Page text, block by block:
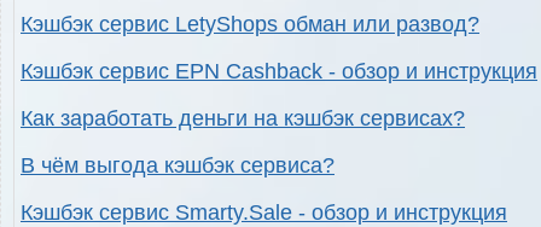
Кэшбэк сервис LetyShops обман или развод?
Кэшбэк сервис EPN Cashback - обзор и инструкция
Как заработать деньги на кэшбэк сервисах?
В чём выгода кэшбэк сервиса?
Кэшбэк сервис Smarty.Sale - обзор и инструкция